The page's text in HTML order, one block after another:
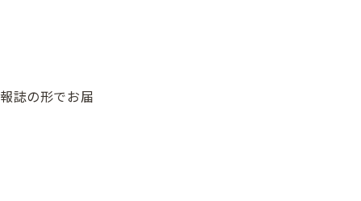
誌の形でお届